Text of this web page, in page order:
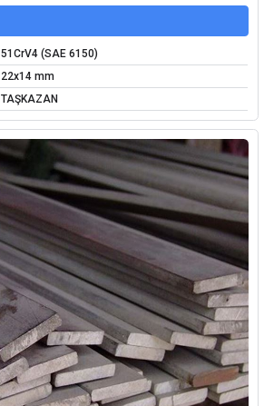
51CrV4 (SAE 6150)
22x14 mm
TAŞKAZAN